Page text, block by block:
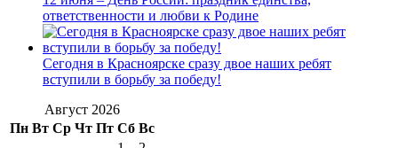
ответственности и любви к Родине
Сегодня в Красноярске сразу двое наших ребят
вступили в борьбу за победу!
Август 2026
Пн Вт Ср Чт Пт Сб Вс